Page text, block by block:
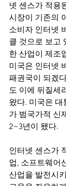
넷 센스가 적용
시장이 기존의
소비자 인터넷
클 것으로 보고
한 산업이 제조
미국은 인터넷
패권국이 되겠
도 이에 뒤질세
왔다. 미국은 대
가 범국가적 신
2~3년이 됐다.
인터넷 센스가
업, 소프트웨어
산업을 발전시